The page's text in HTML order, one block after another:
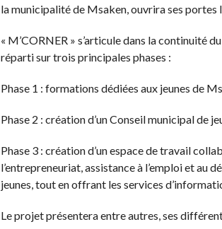
la municipalité de Msaken, ouvrira ses portes
« M’CORNER » s’articule dans la continuité
réparti sur trois principales phases :
Phase 1 : formations dédiées aux jeunes de
Phase 2 : création d’un Conseil municipal de
Phase 3 : création d’un espace de travail
l’entrepreneuriat, assistance à l’emploi et au
jeunes, tout en offrant les services
Le projet présentera entre autres, ses